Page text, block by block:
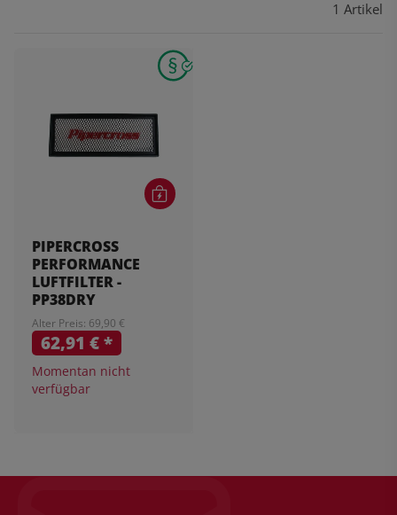
1 Artikel
PIPERCROSS
PERFORMANCE
LUFTFILTER -
PP38DRY
Alter Preis: 69,90 €
62,91 €*
Momentan nicht
verfügbar